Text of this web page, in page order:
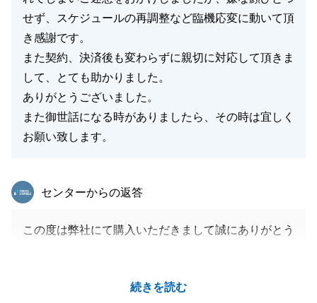
せず、スケジュールの再調整など臨機応変に動いて頂
き感謝です。
また契約、決済後も変わらずに親切に対応して頂きま
して、とても助かりました。
ありがとうございました。
また御世話になる時がありましたら、その時は宜しく
お願い致します。
続きを読む
東急リバブル
センターからの返答
この度は弊社にて購入いただきまして誠にありがとう